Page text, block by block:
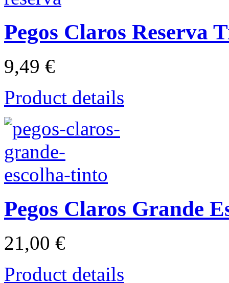
Pegos Claros Reserva
9,49 €
Product details
Pegos Claros Grande
21,00 €
Product details